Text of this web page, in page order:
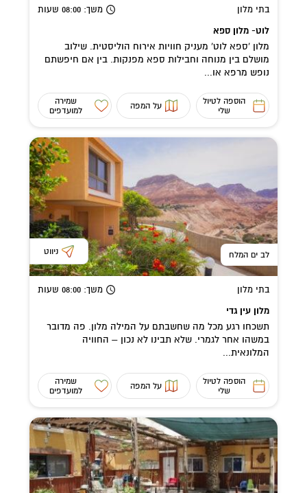
בתי מלון משך: 08:00 שעות
לוט- מלון ספא
מלון 'ספא לוט' מעניק חוויות אירוח הוליסטית. שילוב
מושלם בין מנוחה וחבילות ספא מפנקות. בין אם חיפשתם
נופש מרפא או...
הוספה לטיול
שלי
על המפה
שמירה
למועדפים
לב ים המלח ניווט
בתי מלון משך: 08:00 שעות
מלון עין גדי
תשכחו רגע מכל מה שחשבתם על המילה מלון. פה מדובר
במשהו אחר לגמרי. שלא תבינו לא נכון – החוויה
המלונאית...
הוספה לטיול
שלי
על המפה
שמירה
למועדפים